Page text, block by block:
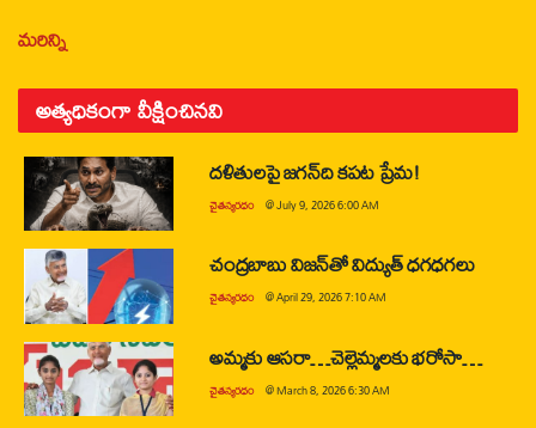
మరిన్ని
అత్యధికంగా వీక్షించినవి
దళితులపై జగన్‌ది కపట ప్రేమ!
చైతన్యరధం @July 9, 2026 6:00 AM
చంద్రబాబు విజన్‌తో విద్యుత్ ధగధగలు
చైతన్యరధం @April 29, 2026 7:10 AM
అమ్మకు ఆసరా…చెల్లెమ్మలకు భరోసా…
చైతన్యరధం @March 8, 2026 6:30 AM